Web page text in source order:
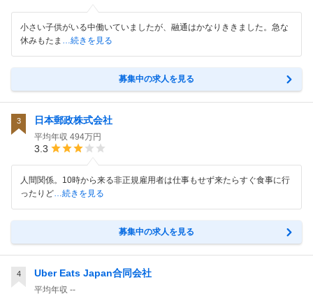
小さい子供がいる中働いていましたが、融通はかなりききました。急な
休みもたま …続きを見る
募集中の求人を見る
3 日本郵政株式会社
平均年収 494万円
3.3
人間関係。10時から来る非正規雇用者は仕事もせず来たらすぐ食事に行
ったりど…続きを見る
募集中の求人を見る
4 Uber Eats Japan合同会社
平均年収 --